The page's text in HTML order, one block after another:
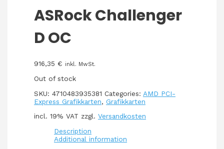
ASRock Challenger
D OC
916,35€ inkl. MwSt.
Out of stock
SKU:4710483935381 Categories: AMD PCI-
Express Grafikkarten,Grafikkarten
incl. 19% VAT zzgl.Versandkosten
Description
Additional information